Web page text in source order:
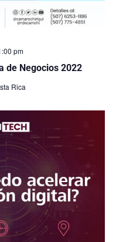
de Negocios 2022
pm
Rica